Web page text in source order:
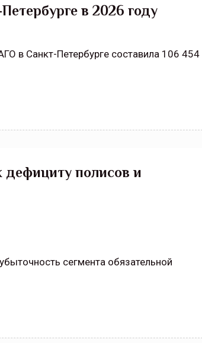
в 2026 году
в Санкт-Петербурге составила 106 454
полисов и
сегмента обязательной